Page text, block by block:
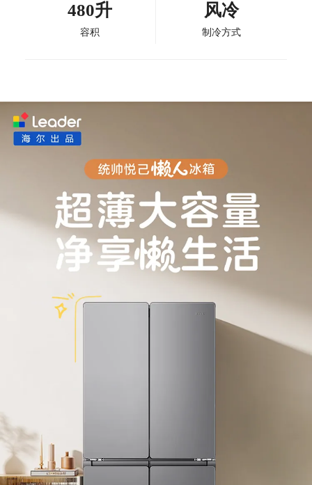
480升
容积
风冷
制冷方式